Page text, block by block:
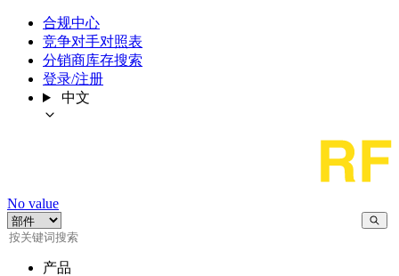
合规中心
竞争对手对照表
分销商库存搜索
登录/注册
中文
No value
产品